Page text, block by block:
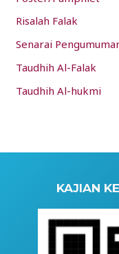
Risalah Falak
Senarai
Taudhih Al-Falak
Taudhih Al-hukmi
KAJIAN